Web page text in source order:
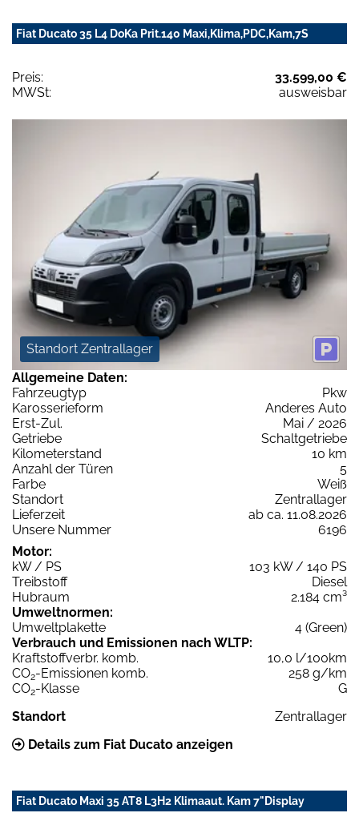
Fiat Ducato 35 L4 DoKa Prit.140 Maxi,Klima,PDC,Kam,7S
Preis:
33.599,00 €
MWSt:
ausweisbar
Standort Zentrallager
Allgemeine Daten:
Fahrzeugtyp
Pkw
Karosserieform
Anderes Auto
Erst-Zul.
Mai / 2026
Getriebe
Schaltgetriebe
Kilometerstand
10 km
Anzahl der Türen
5
Farbe
Weiß
Standort
Zentrallager
Lieferzeit
ab ca. 11.08.2026
Unsere Nummer
6196
Motor:
kW / PS
103 kW / 140 PS
Treibstoff
Diesel
Hubraum
2.184 cm³
Umweltnormen:
Umweltplakette
4 (Green)
Verbrauch und Emissionen nach WLTP:
Kraftstoffverbr. komb.
10,0 l/100km
CO2-Emissionen komb.
258 g/km
CO2-Klasse
G
Standort
Zentrallager
Details zum Fiat Ducato anzeigen
Fiat Ducato Maxi 35 AT8 L3H2 Klimaaut. Kam 7"Display